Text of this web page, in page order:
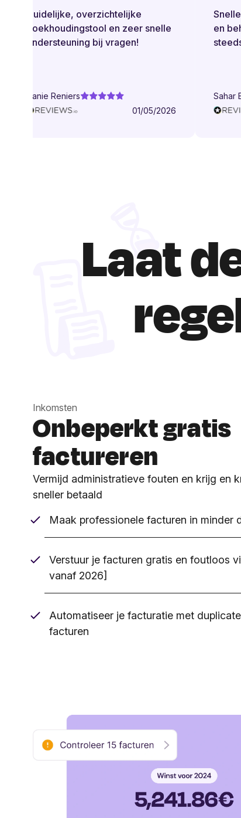
Duidelijke, overzichtelijke
boekhoudingstool en zeer snelle
ondersteuning bij vragen!
Danie Reniers
01/05/2026
Snelle
en
Sahar
Laat
Inkomsten
Onbeperkt gratis
factureren
Vermijd administratieve fouten en krijg en
sneller betaald
Maak professionele facturen in minder
Verstuur je facturen gratis en foutloos
vanaf 2026]
Automatiseer je facturatie met
facturen